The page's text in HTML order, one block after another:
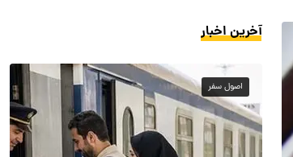
آخرین اخبار
اصول سفر